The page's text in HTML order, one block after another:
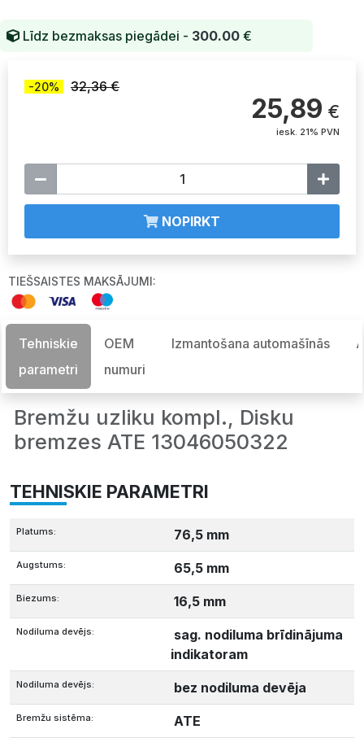
Līdz bezmaksas piegādei - 300.00 €
-20% 32,36 €
25,89 €
iesk. 21% PVN
NOPIRKT
TIEŠSAISTES MAKSĀJUMI:
Tehniskie
parametri
OEM
numuri
Izmantošana automašīnās
Bremžu uzliku kompl., Disku
bremzes ATE 13046050322
TEHNISKIE PARAMETRI
Platums: 76,5 mm
Augstums: 65,5 mm
Biezums: 16,5 mm
Nodiluma devējs:
sag. nodiluma brīdinājuma
indikatoram
Nodiluma devējs: bez nodiluma devēja
Bremžu sistēma: ATE